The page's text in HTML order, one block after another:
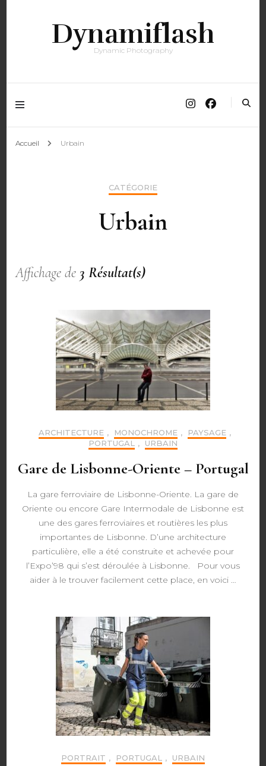
Dynamiflash
Dynamic Photography
Accueil Urbain
CATÉGORIE
Urbain
Affichage de 3 Résultat(s)
ARCHITECTURE , MONOCHROME , PAYSAGE ,
PORTUGAL
, URBAIN
Gare de Lisbonne-Oriente – Portugal
La gare ferroviaire de Lisbonne-Oriente. La gare de
Oriente ou encore Gare Intermodale de Lisbonne est
une des gares ferroviaires et routières les plus
importantes de Lisbonne. D’une architecture
particulière, elle a été construite et achevée pour
l’Expo’98 qui s’est déroulée à Lisbonne. Pour vous
aider à le trouver facilement cette place, en voici …
PORTRAIT , PORTUGAL , URBAIN